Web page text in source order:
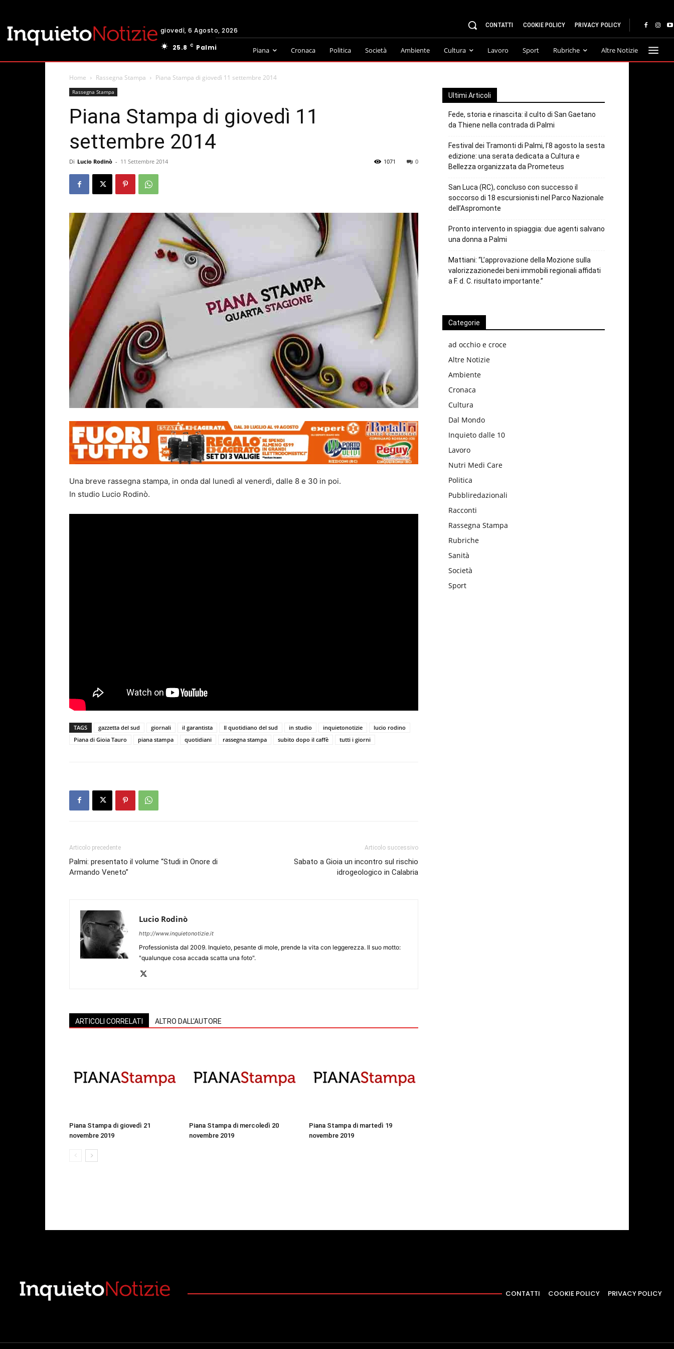
giovedì, 6 Agosto, 2026
25.8
C Palmi
CONTATTI COOKIE POLICY PRIVACY POLICY
Piana Cronaca Politica Società Ambiente Cultura Lavoro Sport Rubriche Altre Notizie
Home Rassegna Stampa Piana Stampa di giovedì 11 settembre 2014
Rassegna Stampa
Piana Stampa di giovedì 11
settembre 2014
Di Lucio Rodinò - 11 Settembre 2014 0
1071
Una breve rassegna stampa, in onda dal lunedì al venerdì, dalle 8 e 30 in poi.
In studio Lucio Rodinò.
TAGS gazzetta del sud giornali il garantista Il quotidiano del sud in studio inquietonotizie
lucio rodino
Piana di Gioia Tauro
piana stampa quotidiani rassegna stampa subito dopo il caffè tutti i giorni
Articolo precedente
Palmi: presentato il volume “Studi in Onore di
Armando Veneto”
Articolo successivo
Sabato a Gioia un incontro sul rischio
idrogeologico in Calabria
Lucio Rodinò
http://www.inquietonotizie.it
Professionista dal 2009. Inquieto, pesante di mole, prende la vita con leggerezza. Il suo motto:
"qualunque cosa accada scatta una foto".
ARTICOLI CORRELATI ALTRO DALL'AUTORE
Piana Stampa di giovedì 21
novembre 2019
Piana Stampa di mercoledì 20
novembre 2019
Piana Stampa di martedì 19
novembre 2019
Ultimi Articoli
Fede, storia e rinascita: il culto di San Gaetano
da Thiene nella contrada di Palmi
Festival dei Tramonti di Palmi, l’8 agosto la sesta
edizione: una serata dedicata a Cultura e
Bellezza organizzata da Prometeus
San Luca (RC), concluso con successo il
soccorso di 18 escursionisti nel Parco Nazionale
dell’Aspromonte
Pronto intervento in spiaggia: due agenti salvano
una donna a Palmi
Mattiani: “L’approvazione della Mozione sulla
valorizzazionedei beni immobili regionali affidati
a F. d. C. risultato importante.”
Categorie
ad occhio e croce
Altre Notizie
Ambiente
Cronaca
Cultura
Dal Mondo
Inquieto dalle 10
Lavoro
Nutri Medi Care
Politica
Pubbliredazionali
Racconti
Rassegna Stampa
Rubriche
Sanità
Società
Sport
CONTATTI COOKIE POLICY PRIVACY POLICY